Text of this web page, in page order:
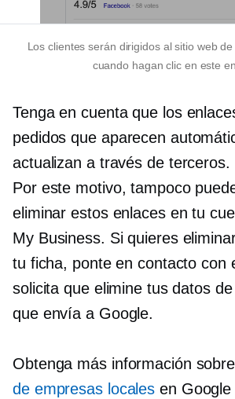
Los clientes serán dirigidos al sitio web
cuando hagan clic en este
Tenga en cuenta que los
pedidos que aparecen
actualizan a través de terceros.
Por este motivo, tampoco
eliminar estos enlaces en tu
My Business. Si quieres
tu ficha, ponte en contacto con
solicita que elimine tus datos
que envía a Google.
Obtenga más información sobre
de empresas locales en